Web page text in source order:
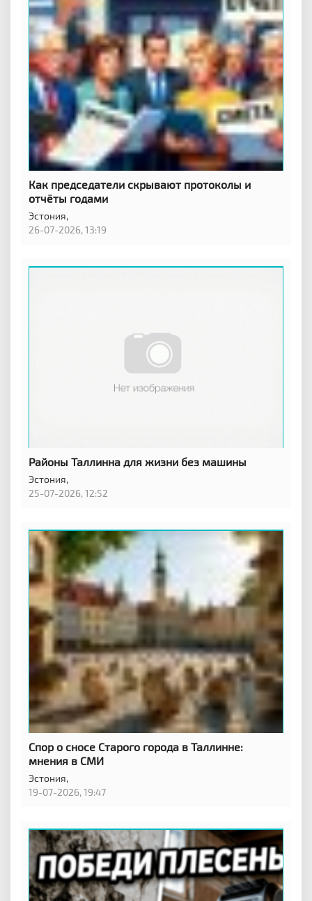
Как председатели скрывают протоколы и
отчёты годами
Эстония,
26-07-2026, 13:19
Районы Таллинна для жизни без машины
Эстония,
25-07-2026, 12:52
Спор о сносе Старого города в Таллинне:
мнения в СМИ
Эстония,
19-07-2026, 19:47